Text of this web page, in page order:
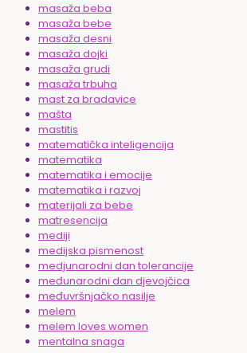
masaža beba
masaža bebe
masaža desni
masaža dojki
masaža grudi
masaža trbuha
mast za bradavice
mašta
mastitis
matematička inteligencija
matematika
matematika i emocije
matematika i razvoj
materijali za bebe
matresencija
mediji
medijska pismenost
medjunarodni dan tolerancije
međunarodni dan djevojčica
međuvršnjačko nasilje
melem
melem loves women
mentalna snaga